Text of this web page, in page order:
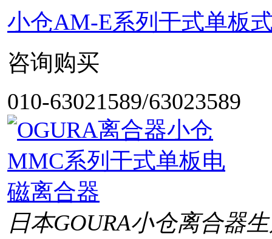
小仓AM-E系列干式单板
咨询购买
010-63021589/63023589
日本GOURA小仓离合器